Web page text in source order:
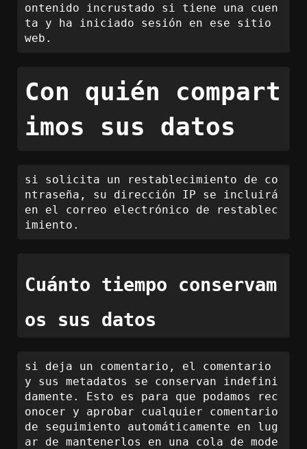
ontenido incrustado si tiene una cuen
ta y ha iniciado sesión en ese sitio
web.
Con quién compart
imos sus datos
si solicita un restablecimiento de co
ntraseña, su dirección IP se incluirá
en el correo electrónico de restablec
imiento.
Cuánto tiempo conservam
os sus datos
si deja un comentario, el comentario
y sus metadatos se conservan indefini
damente. Esto es para que podamos rec
onocer y aprobar cualquier comentario
de seguimiento automáticamente en lug
ar de mantenerlos en una cola de mode